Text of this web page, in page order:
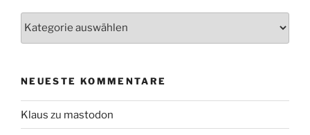
Themen
NEUESTE KOMMENTARE
Klaus zu mastodon